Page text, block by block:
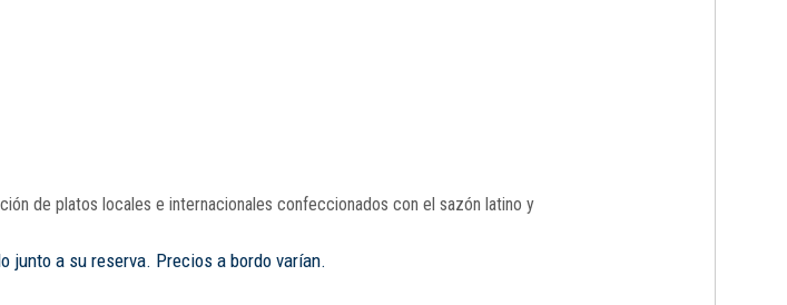
de platos locales e internacionales confeccionados con el sazón latino y
junto a su reserva. Precios a bordo varían.